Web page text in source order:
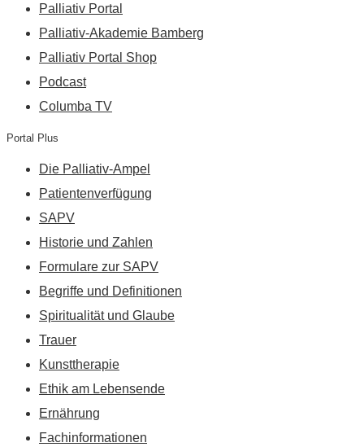
Palliativ Portal
Palliativ-Akademie Bamberg
Palliativ Portal Shop
Podcast
Columba TV
Portal Plus
Die Palliativ-Ampel
Patientenverfügung
SAPV
Historie und Zahlen
Formulare zur SAPV
Begriffe und Definitionen
Spiritualität und Glaube
Trauer
Kunsttherapie
Ethik am Lebensende
Ernährung
Fachinformationen